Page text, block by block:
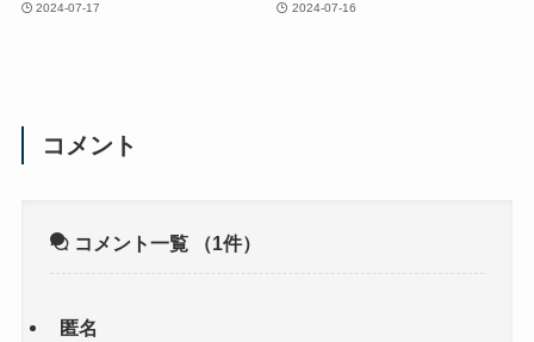
2024-07-17 2024-07-16
コメント
コメント一覧 （1件）
匿名